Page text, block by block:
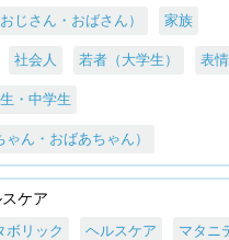
じさん・おばさん） 家族
社会人 若者（大学生） 表情
・中学生
ん・おばあちゃん）
ケア
ボリック ヘルスケア マタニ